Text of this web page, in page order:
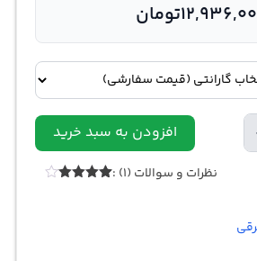
تومان
افزودن به سبد خرید
نظرات و سوالات (1) :